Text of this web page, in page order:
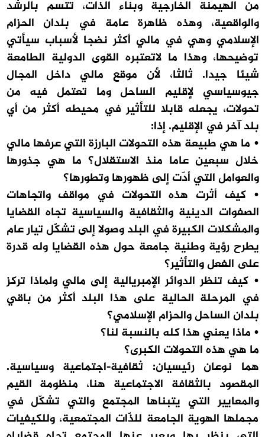
من الهيمنة الخارجية وبناء الذات، تتسم بالرشد
والواقعية، وهذه ظاهرة عامة في بلدان الحزام
الإسلامي وهي في مالي أكثر نضجا لأسباب سيأتي
توضيحها، وهذا ما لاتعتبره القوى الدولية الطامعة
شيئا جيدا. ثالثا، لأن موقع مالي داخل المجال
جيوسياسي لإقليم الساحل وما تعتمل فيه من
تحولات، يجعله قابلا للتأثير في محيطه أكثر من أي
بلد آخر في الإقليم. إذا:
• ما هي طبيعة هذه التحولات البارزة التي عرفها مالي
خلال سبعين عاما منذ الاستقلال؟ ما هي جذورها
والعوامل التي أدّت إلى ظهورها وتطورها؟
• كيف أثرت هذه التحولات في مواقف واتجاهات
الصفوات الدينية والثقافية والسياسية تجاه القضايا
والمشكلات الكبيرة في البلد وصولا إلى تشكّل تيار عام
يطرح رؤية وطنية جامعة حول هذه القضايا وله قدرة
على الفعل والتأثير؟
• كيف تنظر الدوائر الإمبريالية إلى مالي ولماذا تركز
في المرحلة الحالية على هذا البلد أكثر من باقي
بلدان الساحل والحزام الإسلامي؟
• ماذا يعني هذا كله بالنسبة لنا؟
ما هي هذه التحولات الكبرى؟
هما نوعان رئيسيان: ثقافية-اجتماعية وسياسية.
المقصود بالثقافة الاجتماعية هنا، منظومة القيم
والمعايير التي يتبناها المجتمع والتي تشكّل في
مجملها الهوية الجامعة للذّات المجتمعية، وللكيفيات